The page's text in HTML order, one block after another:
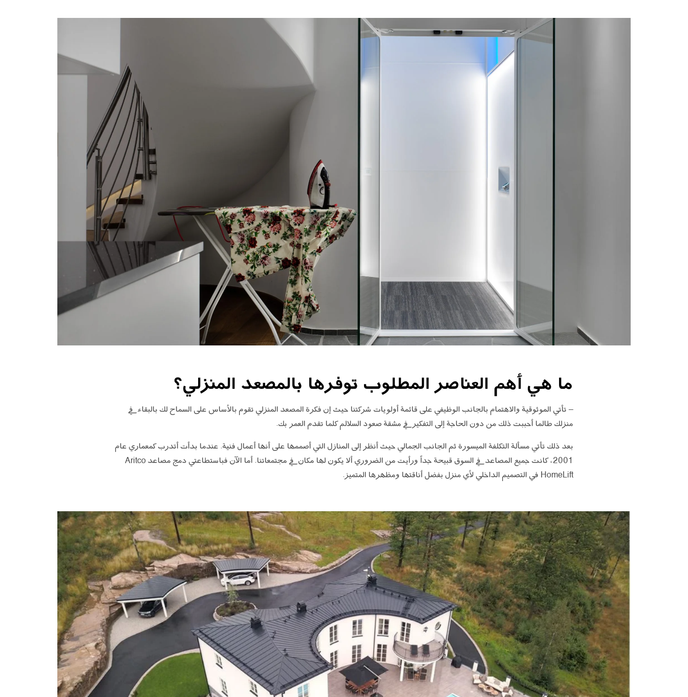
ما هي أهم العناصر المطلوب توفرها بالمصعد المنزلي؟
– تأتي الموثوقية والاهتمام بالجانب الوظيفي على قائمة أولويات شركتنا حيث إن فكرة المصعد المنزلي تقوم بالأساس على السماح لك بالبقاء في
منزلك طالما أحببت ذلك من دون الحاجة إلى التفكير في مشقة صعود السلالم كلما تقدم العمر بك.
بعد ذلك تأتي مسألة التكلفة الميسورة ثم الجانب الجمالي حيث أنظر إلى المنازل التي أصممها على أنها أعمال فنية. عندما بدأت أتدرب كمعماري عام
2001، كانت جميع المصاعد في السوق قبيحة جداً ورأيت من الضروري ألا يكون لها مكان في مجتمعاتنا. أما الآن فباستطاعتي دمج مصاعد Aritco
HomeLift في التصميم الداخلي لأي منزل بفضل أناقتها ومظهرها المتميز.